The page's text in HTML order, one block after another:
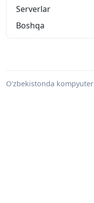
Serverlar
Boshqa
O'zbekistonda